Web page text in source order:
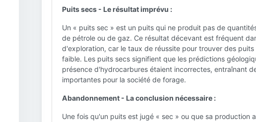
Puits secs - Le résultat imprévu :
Un « puits sec » est un puits qui ne produit pas de
de pétrole ou de gaz. Ce résultat décevant est fréquent
d'exploration, car le taux de réussite pour trouver des
faible. Les puits secs signifient que les prédictions
présence d'hydrocarbures étaient incorrectes, entraînant
importantes pour la société de forage.
Abandonnement - La conclusion nécessaire :
Une fois qu'un puits est jugé « sec » ou que sa production